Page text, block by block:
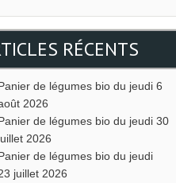
RÉCENTS
de légumes bio du jeudi 6
2026
de légumes bio du jeudi 30
2026
de légumes bio du jeudi
juillet 2026